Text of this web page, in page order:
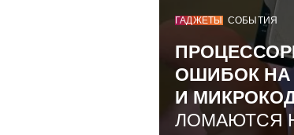
ГАДЖЕТЫ СОБЫТИЯ
ОШИБОК НА
И
ЛОМАЮТСЯ